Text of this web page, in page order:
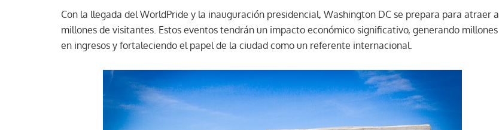
Con la llegada del WorldPride y la inauguración presidencial, Washington DC se prepara para atraer a
millones de visitantes. Estos eventos tendrán un impacto económico significativo, generando millones
en ingresos y fortaleciendo el papel de la ciudad como un referente internacional.